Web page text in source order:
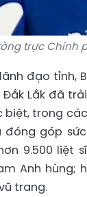
trực Chính
đạo tỉnh,
Lắk đã
biệt, trong
góp
9.500 liệt
Anh
trang.